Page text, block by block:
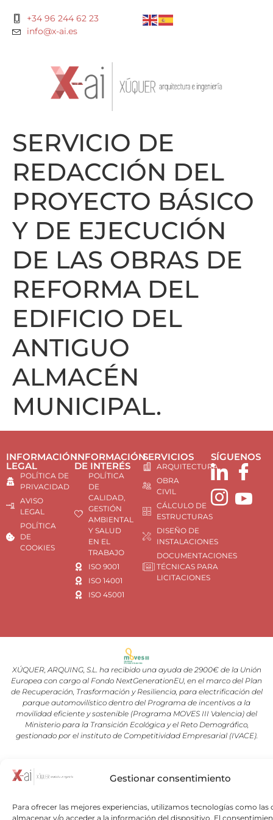
Gestionar consentimiento
Para ofrecer las mejores experiencias, utilizamos tecnologías como las
almacenar y/o acceder a la información del dispositivo. El
+34 96 244 62 23
info@x-ai.es
SERVICIO DE
REDACCIÓN DEL
PROYECTO BÁSICO
Y DE EJECUCIÓN
DE LAS OBRAS DE
REFORMA DEL
EDIFICIO DEL
ANTIGUO
ALMACÉN
MUNICIPAL.
INFORMACIÓN
LEGAL
POLÍTICA DE
PRIVACIDAD
AVISO
LEGAL
POLÍTICA
DE
COOKIES
INFORMACIÓN
DE INTERÉS
POLÍTICA
DE
CALIDAD,
GESTIÓN
AMBIENTAL
Y SALUD
EN EL
TRABAJO
ISO 9001
ISO 14001
ISO 45001
SERVICIOS
ARQUITECTURA
OBRA
CIVIL
CÁLCULO DE
ESTRUCTURAS
DISEÑO DE
INSTALACIONES
DOCUMENTACIONES
TÉCNICAS PARA
LICITACIONES
SÍGUENOS
XÚQUER, ARQUING, S.L. ha recibido una ayuda de 2900€ de la Unión
Europea con cargo al Fondo NextGenerationEU, en el marco del Plan
de Recuperación, Trasformación y Resiliencia, para electrificación del
parque automovilístico dentro del Programa de incentivos a la
movilidad eficiente y sostenible (Programa MOVES III Valencia) del
Ministerio para la Transición Ecológica y el Reto Demográfico,
gestionado por el instituto de Competitividad Empresarial (IVACE).
Copyright © 2026 Xuquer-Arqing |Todos los derechos reservados a
Xuquer-Arqing y sus respectivos autores.